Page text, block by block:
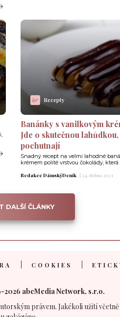
Recepty
Banánky s vanilkovým
Jde o skutečnou
pochutnají
Snadný recept na velmi lahodné
krémem polité vrstvou čokolády, která
Redakce DámskýDeník | 24. dubna 2021
DALŠÍ ČLÁNKY
COOKIES
abcMedia Network, s.r.o.
právem. Jakékoli užití